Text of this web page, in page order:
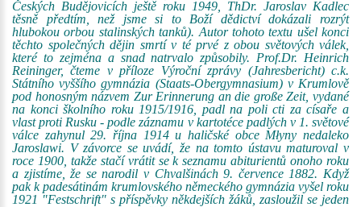
Českých Budějovicích ještě roku 1949, ThDr. Jaroslav Kadlec
těsně předtím, než jsme si to Boží dědictví dokázali rozrýt
hlubokou orbou stalinských tanků). Autor tohoto textu ušel konci
těchto společných dějin smrtí v té prvé z obou světových válek,
které to zejména a snad natrvalo způsobily. Prof.Dr. Heinrich
Reininger, čteme v příloze Výroční zprávy (Jahresbericht) c.k.
Státního vyššího gymnázia (Staats-Obergymnasium) v Krumlově
pod honosným názvem Zur Erinnerung an die große Zeit, vydané
na konci školního roku 1915/1916, padl na poli cti za císaře a
vlast proti Rusku - podle záznamu v kartotéce padlých v 1. světové
válce zahynul 29. října 1914 u haličské obce Młyny nedaleko
Jaroslawi. V závorce se uvádí, že na tomto ústavu maturoval v
roce 1900, takže stačí vrátit se k seznamu abiturientů onoho roku
a zjistíme, že se narodil v Chvalšinách 9. července 1882. Když
pak k padesátinám krumlovského německého gymnázia vyšel roku
1921 "Festschrift" s příspěvky někdejších žáků, zasloužil se jeden